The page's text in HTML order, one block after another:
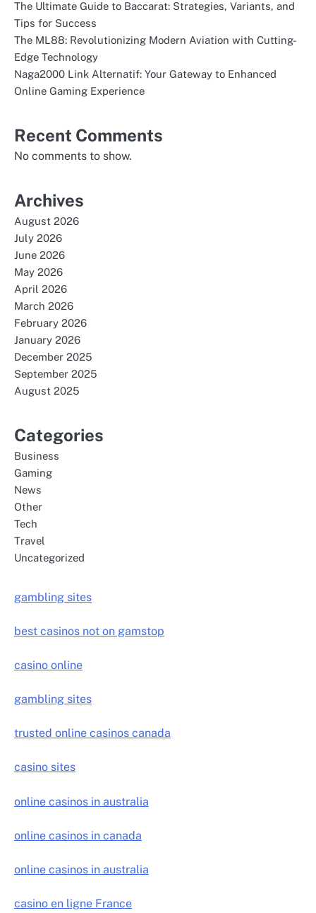
The Ultimate Guide to Baccarat: Strategies, Variants, and
Tips for Success
The ML88: Revolutionizing Modern Aviation with Cutting-
Edge Technology
Naga2000 Link Alternatif: Your Gateway to Enhanced
Online Gaming Experience
Recent Comments
No comments to show.
Archives
August 2026
July 2026
June 2026
May 2026
April 2026
March 2026
February 2026
January 2026
December 2025
September 2025
August 2025
Categories
Business
Gaming
News
Other
Tech
Travel
Uncategorized
gambling sites
best casinos not on gamstop
casino online
gambling sites
trusted online casinos canada
casino sites
online casinos in australia
online casinos in canada
online casinos in australia
casino en ligne France